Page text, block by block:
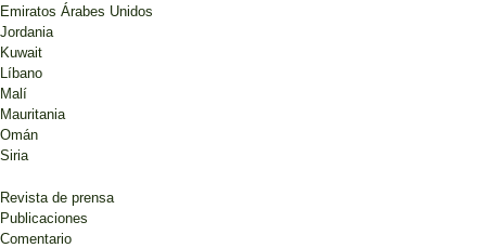
Emiratos Árabes Unidos
Jordania
Kuwait
Líbano
Malí
Mauritania
Omán
Siria
Revista de prensa
Publicaciones
Comentario